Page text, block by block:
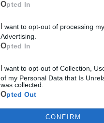
Opted In
Advertising.
Opted In
of my Personal Data that Is
was collected.
Opted Out
CONFIRM